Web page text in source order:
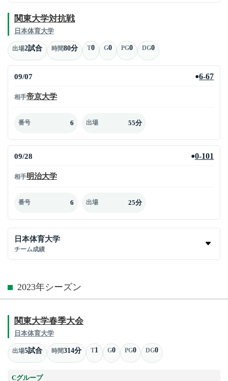
関東大学対抗戦
日本体育大学
出場2試合 時間80分 T0 G0 PG0 DG0
09/07 ●6-67
相手帝京大学
番号 6 出場 55分
09/28 ●0-101
相手明治大学
番号 6 出場 25分
日本体育大学
チーム成績
2023年シーズン
関東大学春季大会
日本体育大学
出場5試合 時間314分 T1 G0 PG0 DG0
Cグループ